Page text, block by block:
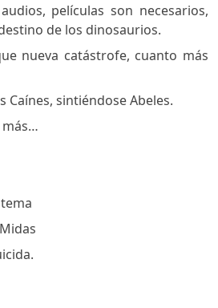
películas son necesarios,
de los dinosaurios.
nueva catástrofe, cuanto más
Caínes, sintiéndose Abeles.
más…